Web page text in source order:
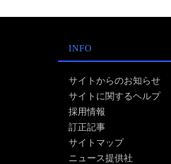
INFO
サイトからのお知らせ
サイトに関するヘルプ
採用情報
訂正記事
サイトマップ
ニュース提供社